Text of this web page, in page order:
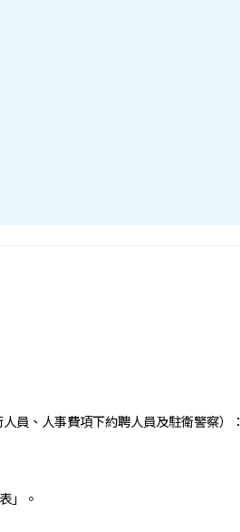
員、人事費項下約聘人員及駐衛警察）：
」。